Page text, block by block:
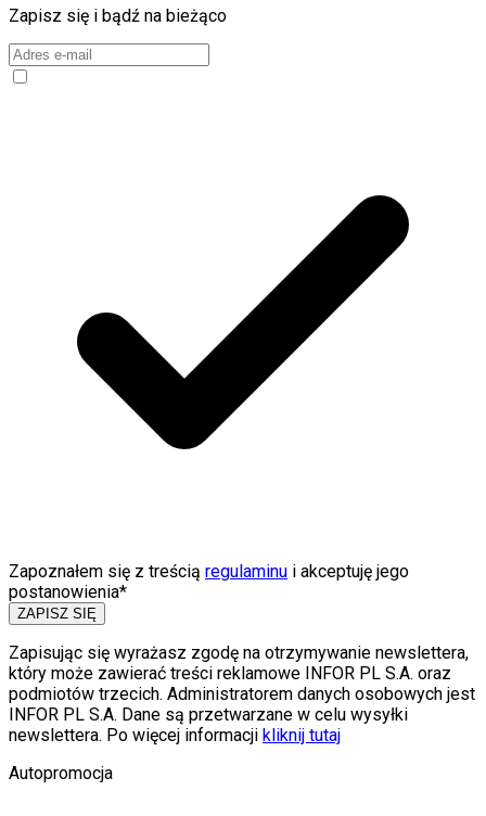
Zapisz się i bądź na bieżąco
Zapoznałem się z treścią regulaminu i akceptuję jego
postanowienia*
ZAPISZ SIĘ
Zapisując się wyrażasz zgodę na otrzymywanie newslettera,
który może zawierać treści reklamowe INFOR PL S.A. oraz
podmiotów trzecich. Administratorem danych osobowych jest
INFOR PL S.A. Dane są przetwarzane w celu wysyłki
newslettera. Po więcej informacji kliknij tutaj
Autopromocja